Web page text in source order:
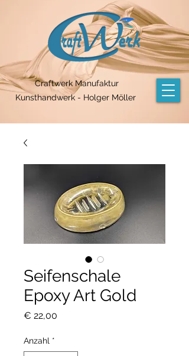
Craftwerk Manufaktur
Kunsthandwerk - Holger Möller
Seifenschale
Epoxy Art Gold
€ 22,00
Anzahl *